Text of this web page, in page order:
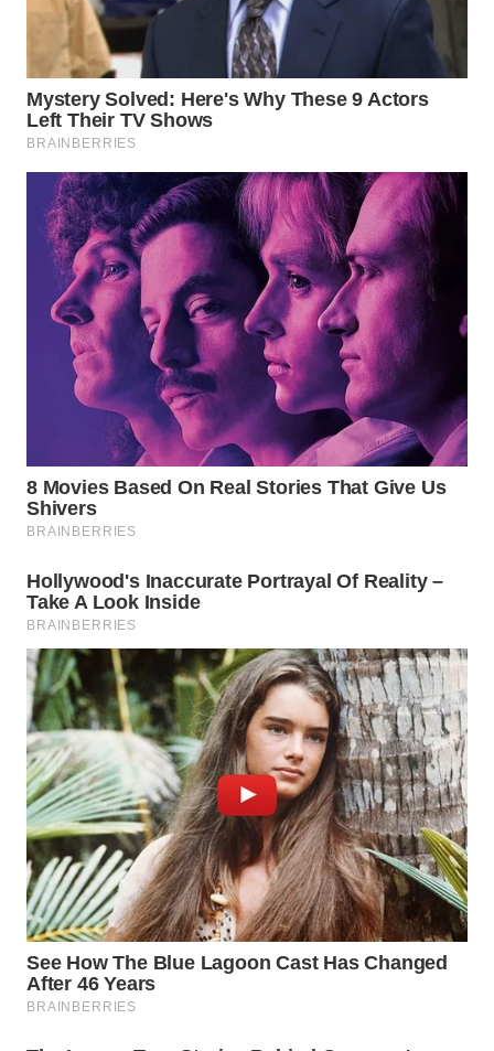
WN
CIREBON
WN
INDRAMAYU
WN
KUNINGAN
WN
MAJALENGKA
WN
SUBANG
SUKABUMI
WN
PURWAKARTA
WN
PRIANGAN
WN
SEMARANG
WN
SOLO
WN
BOROBUDUR
WN
MADURA